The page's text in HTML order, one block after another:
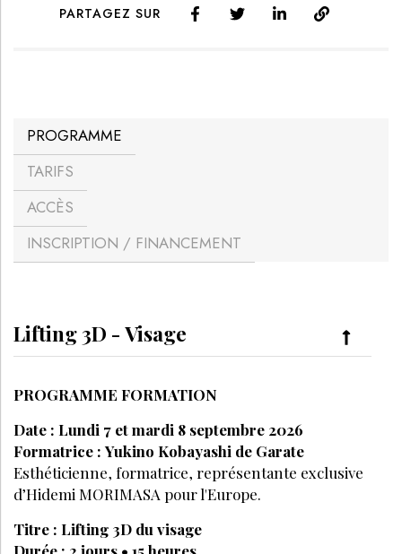
PARTAGEZ SUR
PROGRAMME
TARIFS
ACCÈS
INSCRIPTION / FINANCEMENT
Lifting 3D - Visage
PROGRAMME FORMATION
Date : Lundi 7 et mardi 8 septembre 2026
Formatrice : Yukino Kobayashi de Garate
Esthéticienne, formatrice, représentante exclusive
d’Hidemi MORIMASA pour l'Europe.
Titre : Lifting 3D du visage